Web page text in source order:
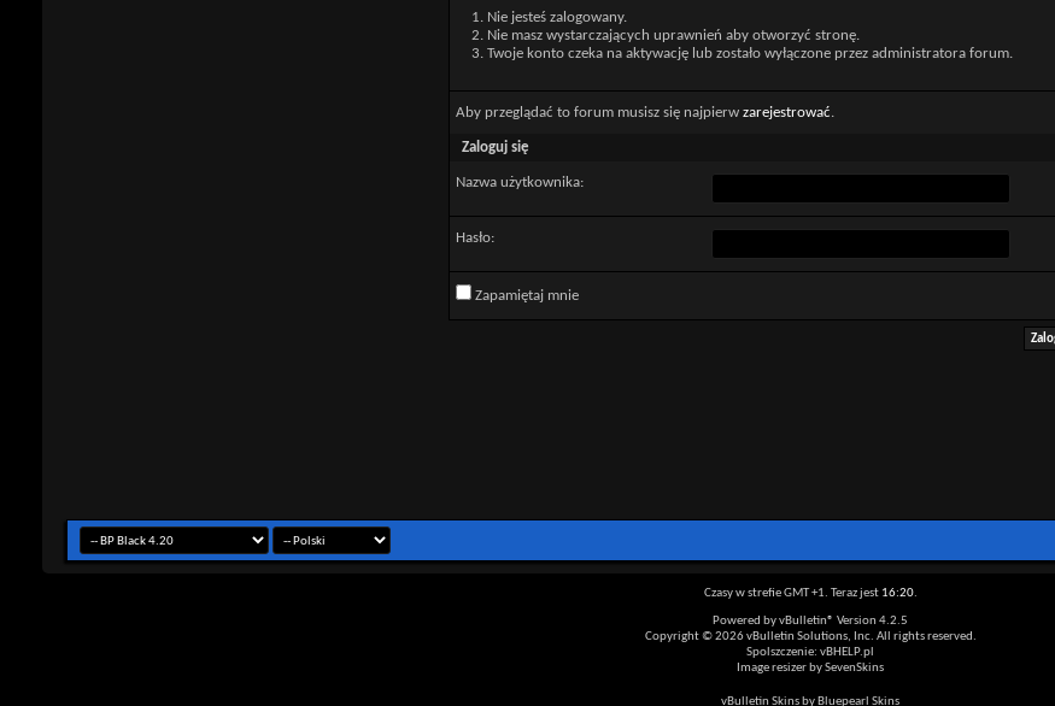
Nie jesteś zalogowany.
Nie masz wystarczających uprawnień aby otworzyć stronę.
Twoje konto czeka na aktywację lub zostało wyłączone przez administratora forum.
Aby przeglądać to forum musisz się najpierw zarejestrować.
Zaloguj się
Nazwa użytkownika:
Hasło:
Zapamiętaj mnie
Czasy w strefie GMT +1. Teraz jest 16:20.
Powered by vBulletin® Version 4.2.5
Copyright © 2026 vBulletin Solutions, Inc. All rights reserved.
Spolszczenie: vBHELP.pl
Image resizer by SevenSkins
vBulletin Skins by Bluepearl Skins